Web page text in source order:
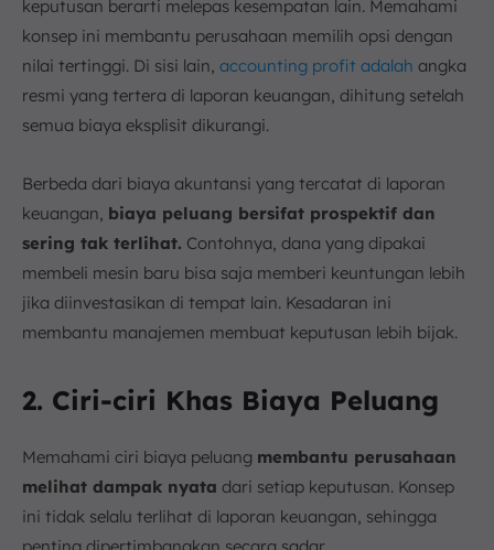
keputusan berarti melepas kesempatan lain. Memahami
konsep ini membantu perusahaan memilih opsi dengan
nilai tertinggi. Di sisi lain, accounting profit adalah angka
resmi yang tertera di laporan keuangan, dihitung setelah
semua biaya eksplisit dikurangi.
Berbeda dari biaya akuntansi yang tercatat di laporan
keuangan, biaya peluang bersifat prospektif dan
sering tak terlihat. Contohnya, dana yang dipakai
membeli mesin baru bisa saja memberi keuntungan lebih
jika diinvestasikan di tempat lain. Kesadaran ini
membantu manajemen membuat keputusan lebih bijak.
2. Ciri-ciri Khas Biaya Peluang
Memahami ciri biaya peluang membantu perusahaan
melihat dampak nyata dari setiap keputusan. Konsep
ini tidak selalu terlihat di laporan keuangan, sehingga